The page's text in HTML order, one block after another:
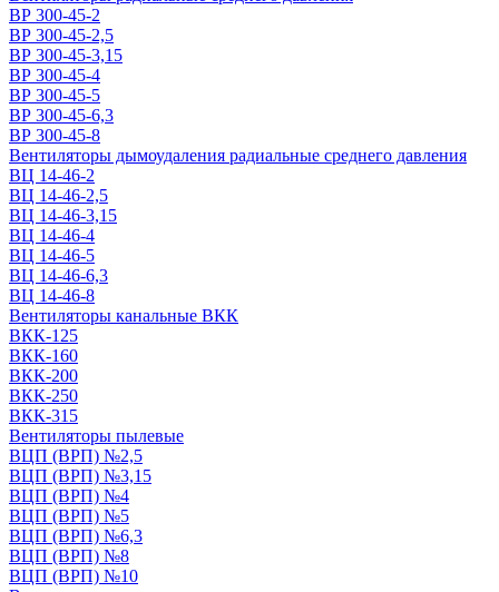
ВР 300-45-2
ВР 300-45-2,5
ВР 300-45-3,15
ВР 300-45-4
ВР 300-45-5
ВР 300-45-6,3
ВР 300-45-8
Вентиляторы дымоудаления радиальные среднего давления
ВЦ 14-46-2
ВЦ 14-46-2,5
ВЦ 14-46-3,15
ВЦ 14-46-4
ВЦ 14-46-5
ВЦ 14-46-6,3
ВЦ 14-46-8
Вентиляторы канальные ВКК
ВКК-125
ВКК-160
ВКК-200
ВКК-250
ВКК-315
Вентиляторы пылевые
ВЦП (ВРП) №2,5
ВЦП (ВРП) №3,15
ВЦП (ВРП) №4
ВЦП (ВРП) №5
ВЦП (ВРП) №6,3
ВЦП (ВРП) №8
ВЦП (ВРП) №10